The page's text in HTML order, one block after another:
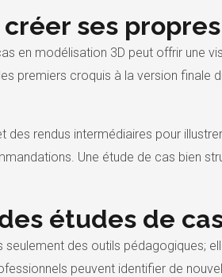
ses
en modélisation 3D peut offrir une
premiers croquis à la version
des rendus intermédiaires pour
Une étude de cas bien
études de
des outils pédagogiques;
peuvent identifier de